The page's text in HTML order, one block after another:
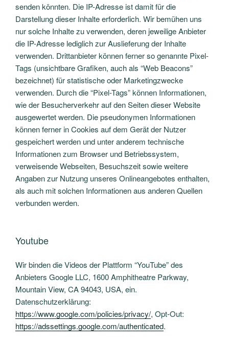
senden könnten. Die IP-Adresse ist damit für die
Darstellung dieser Inhalte erforderlich. Wir bemühen uns
nur solche Inhalte zu verwenden, deren jeweilige Anbieter
die IP-Adresse lediglich zur Auslieferung der Inhalte
verwenden. Drittanbieter können ferner so genannte Pixel-
Tags (unsichtbare Grafiken, auch als “Web Beacons”
bezeichnet) für statistische oder Marketingzwecke
verwenden. Durch die “Pixel-Tags” können Informationen,
wie der Besucherverkehr auf den Seiten dieser Website
ausgewertet werden. Die pseudonymen Informationen
können ferner in Cookies auf dem Gerät der Nutzer
gespeichert werden und unter anderem technische
Informationen zum Browser und Betriebssystem,
verweisende Webseiten, Besuchszeit sowie weitere
Angaben zur Nutzung unseres Onlineangebotes enthalten,
als auch mit solchen Informationen aus anderen Quellen
verbunden werden.
Youtube
Wir binden die Videos der Plattform “YouTube” des
Anbieters Google LLC, 1600 Amphitheatre Parkway,
Mountain View, CA 94043, USA, ein.
Datenschutzerklärung:
https://www.google.com/policies/privacy/, Opt-Out:
https://adssettings.google.com/authenticated.